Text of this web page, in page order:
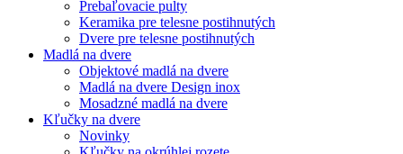
Prebaľovacie pulty
Keramika pre telesne postihnutých
Dvere pre telesne postihnutých
Madlá na dvere
Objektové madlá na dvere
Madlá na dvere Design inox
Mosadzné madlá na dvere
Kľučky na dvere
Novinky